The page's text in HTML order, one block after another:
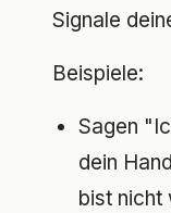
Signale
Beispiele:
Sagen
dein
bist nicht